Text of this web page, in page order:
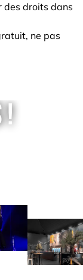
des droits dans
ne pas
!